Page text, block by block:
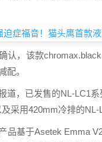
认，该款
配。
道，已发售的NL-LC1
采用420mm冷排的NL-
品基于Asetek Emma